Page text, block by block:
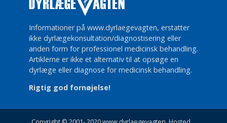
Informationer på www.dyrlaegevagten, erstatter
ikke dyrlægekonsultation/diagnostisering eller
anden form for professionel medicinsk behandling.
Artiklerne er ikke et alternativ til at opsøge en
dyrlæge eller diagnose for medicinsk behandling.
Rigtig god fornøjelse!